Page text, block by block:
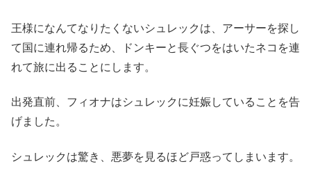
王様になんてなりたくないシュレックは、アーサーを探し
て国に連れ帰るため、ドンキーと長ぐつをはいたネコを連
れて旅に出ることにします。
出発直前、フィオナはシュレックに妊娠していることを告
げました。
シュレックは驚き、悪夢を見るほど戸惑ってしまいます。